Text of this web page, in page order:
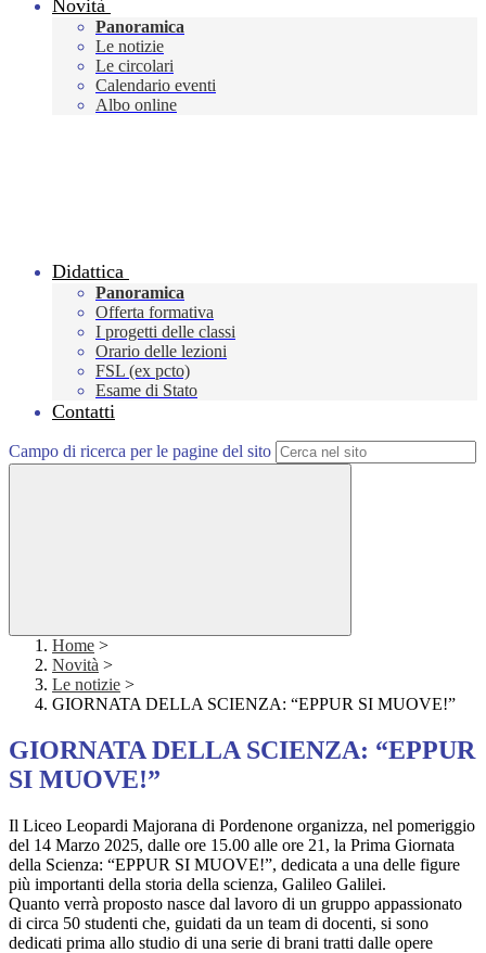
Novità
Panoramica
Le notizie
Le circolari
Calendario eventi
Albo online
Didattica
Panoramica
Offerta formativa
I progetti delle classi
Orario delle lezioni
FSL (ex pcto)
Esame di Stato
Contatti
Campo di ricerca per le pagine del sito
Home >
Novità >
Le notizie >
GIORNATA DELLA SCIENZA: “EPPUR SI MUOVE!”
GIORNATA DELLA SCIENZA: “EPPUR
SI MUOVE!”
Il Liceo Leopardi Majorana di Pordenone organizza, nel pomeriggio
del 14 Marzo 2025, dalle ore 15.00 alle ore 21, la Prima Giornata
della Scienza: “EPPUR SI MUOVE!”, dedicata a una delle figure
più importanti della storia della scienza, Galileo Galilei.
Quanto verrà proposto nasce dal lavoro di un gruppo appassionato
di circa 50 studenti che, guidati da un team di docenti, si sono
dedicati prima allo studio di una serie di brani tratti dalle opere